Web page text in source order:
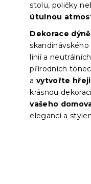
stolu, poličky
útulnou
Dekorace
linií a
přírodních
avytvořte
krásnou
vašeho
elegancí a